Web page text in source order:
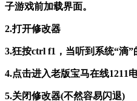
子游戏前加载界面。
2.打开修改器
3.狂按ctrl f1，当听到系统“滴”
4.点击进入老版宝马在线1211
5.关闭修改器(不然容易闪退)